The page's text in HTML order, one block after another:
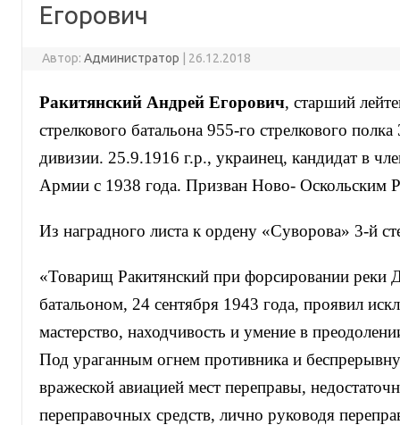
Егорович
Автор:Администратор 26.12.2018
Ракитянский Андрей Егорович, старший
стрелкового батальона 955-го стрелкового
дивизии. 25.9.1916 г.р., украинец, кандидат в
Армии с 1938 года. Призван Ново- Оскольским
Из наградного листа к ордену «Суворова» 3-й
«Товарищ Ракитянский при форсировании реки
батальоном, 24 сентября 1943 года, проявил
мастерство, находчивость и умение в
Под ураганным огнем противника и
вражеской авиацией мест переправы,
переправочных средств, лично руководя